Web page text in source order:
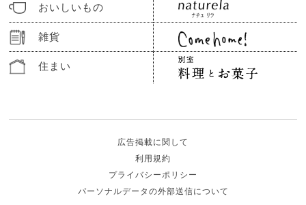
おいしいもの
雑貨
住まい
広告掲載に関して
利用規約
プライバシーポリシー
パーソナルデータの外部送信について